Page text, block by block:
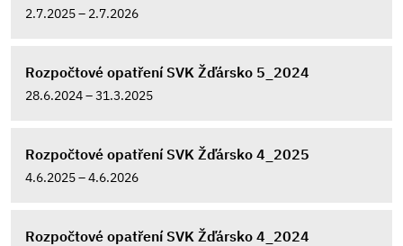
2.7.2025 – 2.7.2026
Rozpočtové opatření SVK Žďársko 5_2024
28.6.2024 – 31.3.2025
Rozpočtové opatření SVK Žďársko 4_2025
4.6.2025 – 4.6.2026
Rozpočtové opatření SVK Žďársko 4_2024